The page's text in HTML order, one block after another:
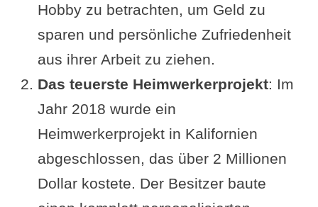
Hobby zu betrachten, um Geld zu
sparen und persönliche Zufriedenheit
aus ihrer Arbeit zu ziehen.
Das teuerste Heimwerkerprojekt: Im
Jahr 2018 wurde ein
Heimwerkerprojekt in Kalifornien
abgeschlossen, das über 2 Millionen
Dollar kostete. Der Besitzer baute